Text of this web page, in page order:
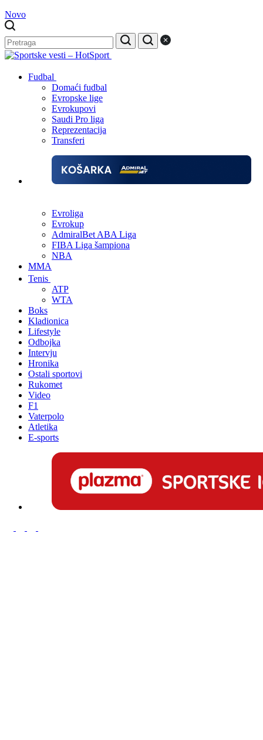
Novo
Fudbal
Domaći fudbal
Evropske lige
Evrokupovi
Saudi Pro liga
Reprezentacija
Transferi
Evroliga
Evrokup
AdmiralBet ABA Liga
FIBA Liga šampiona
NBA
MMA
Tenis
ATP
WTA
Boks
Kladionica
Lifestyle
Odbojka
Intervju
Hronika
Ostali sportovi
Rukomet
Video
F1
Vaterpolo
Atletika
E-sports